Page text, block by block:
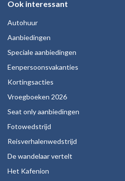
Ook interessant
Autohuur
Aanbiedingen
Speciale aanbiedingen
Eenpersoonsvakanties
Kortingsacties
Vroegboeken 2026
Seat only aanbiedingen
Fotowedstrijd
Reisverhalenwedstrijd
De wandelaar vertelt
Het Kafenion